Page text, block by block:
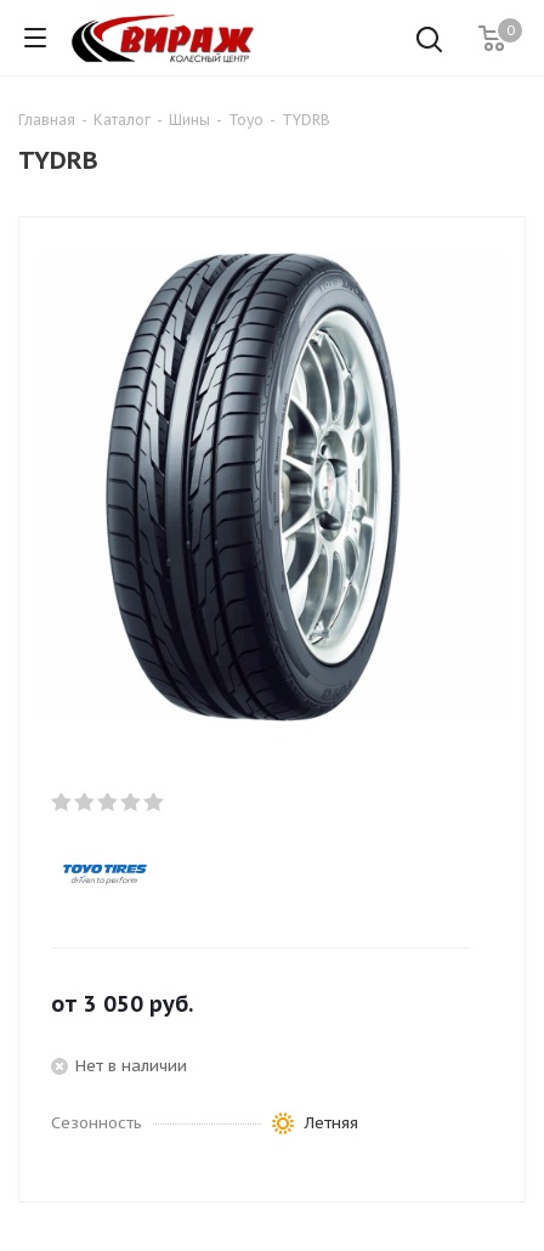
0
Главная - Каталог - Шины - Toyo - TYDRB
TYDRB
от 3 050 руб.
Нет в наличии
Сезонность Летняя